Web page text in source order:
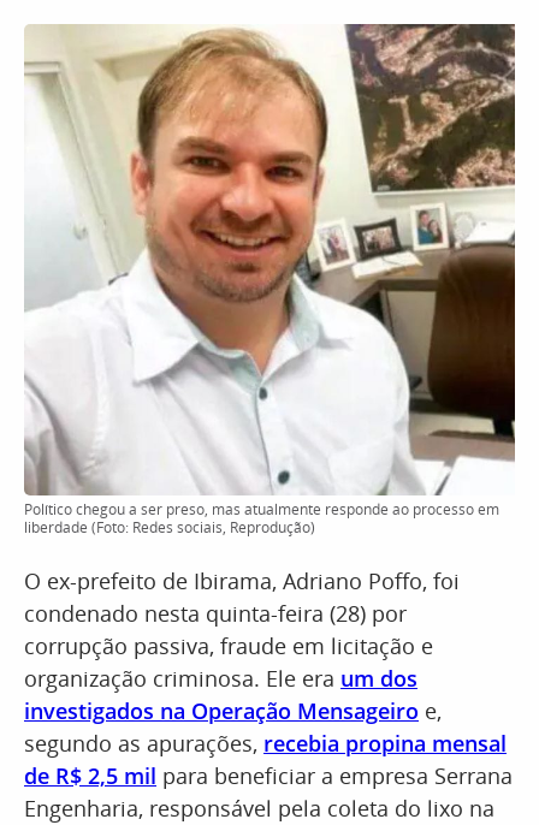
Político chegou a ser preso, mas atualmente responde ao processo em
liberdade (Foto: Redes sociais, Reprodução)
O ex-prefeito de Ibirama, Adriano Poffo, foi
condenado nesta quinta-feira (28) por
corrupção passiva, fraude em licitação e
organização criminosa. Ele era um dos
investigados na Operação Mensageiro e,
segundo as apurações, recebia propina mensal
de R$ 2,5 mil para beneficiar a empresa Serrana
Engenharia, responsável pela coleta do lixo na